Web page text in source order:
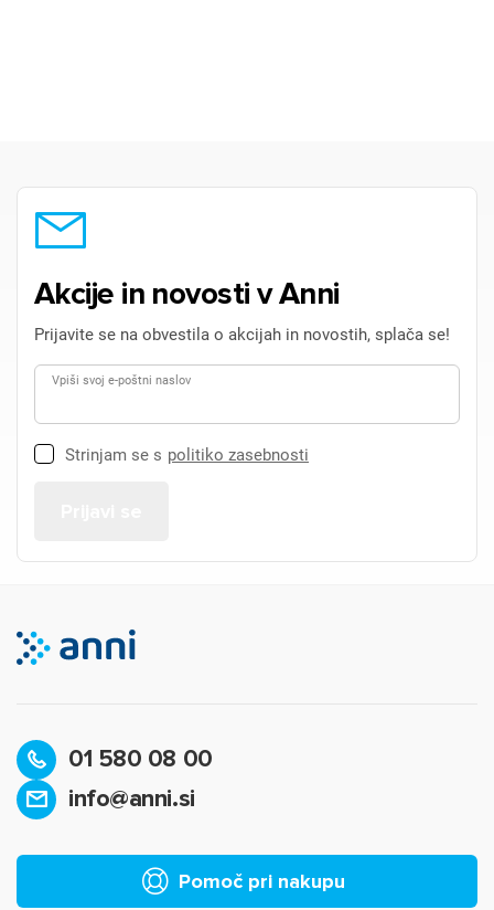
Akcije in novosti v Anni
Prijavite se na obvestila o akcijah in novostih, splača se!
Vpiši svoj e-poštni naslov
Strinjam se s politiko zasebnosti
01 580 08 00
info@anni.si
Pomoč pri nakupu